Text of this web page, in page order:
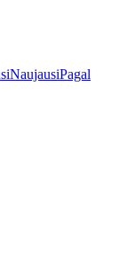
NaujausiPagal